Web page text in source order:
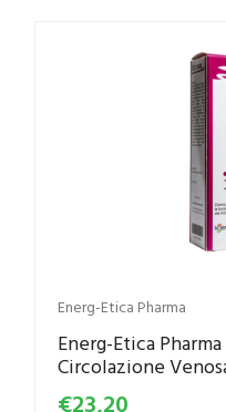
Energ-Etica Pharma
Energ-Etica
Circolazione
€23,20